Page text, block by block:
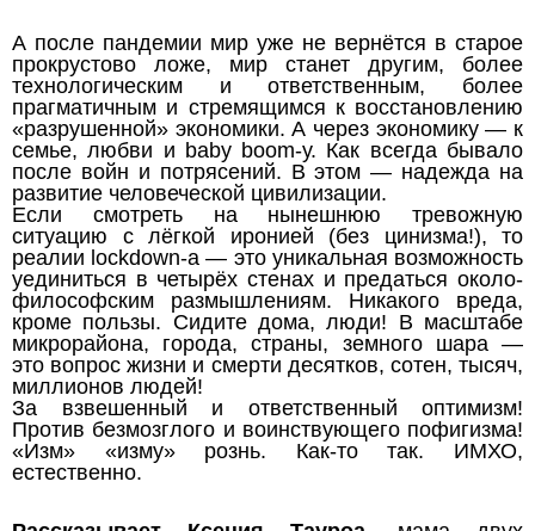
А после пандемии мир уже не вернётся в старое
прокрустово ложе, мир станет другим, более
технологическим и ответственным, более
прагматичным и стремящимся к восстановлению
«разрушенной» экономики. А через экономику — к
семье, любви и baby boom-у. Как всегда бывало
после войн и потрясений. В этом — надежда на
развитие человеческой цивилизации.
Если смотреть на нынешнюю тревожную
ситуацию с лёгкой иронией (без цинизма!), то
реалии lockdown-а — это уникальная возможность
уединиться в четырёх стенах и предаться около-
философским размышлениям. Никакого вреда,
кроме пользы. Сидите дома, люди! В масштабе
микрорайона, города, страны, земного шара —
это вопрос жизни и смерти десятков, сотен, тысяч,
миллионов людей!
За взвешенный и ответственный оптимизм!
Против безмозглого и воинствующего пофигизма!
«Изм» «изму» рознь. Как-то так. ИМХО,
естественно.